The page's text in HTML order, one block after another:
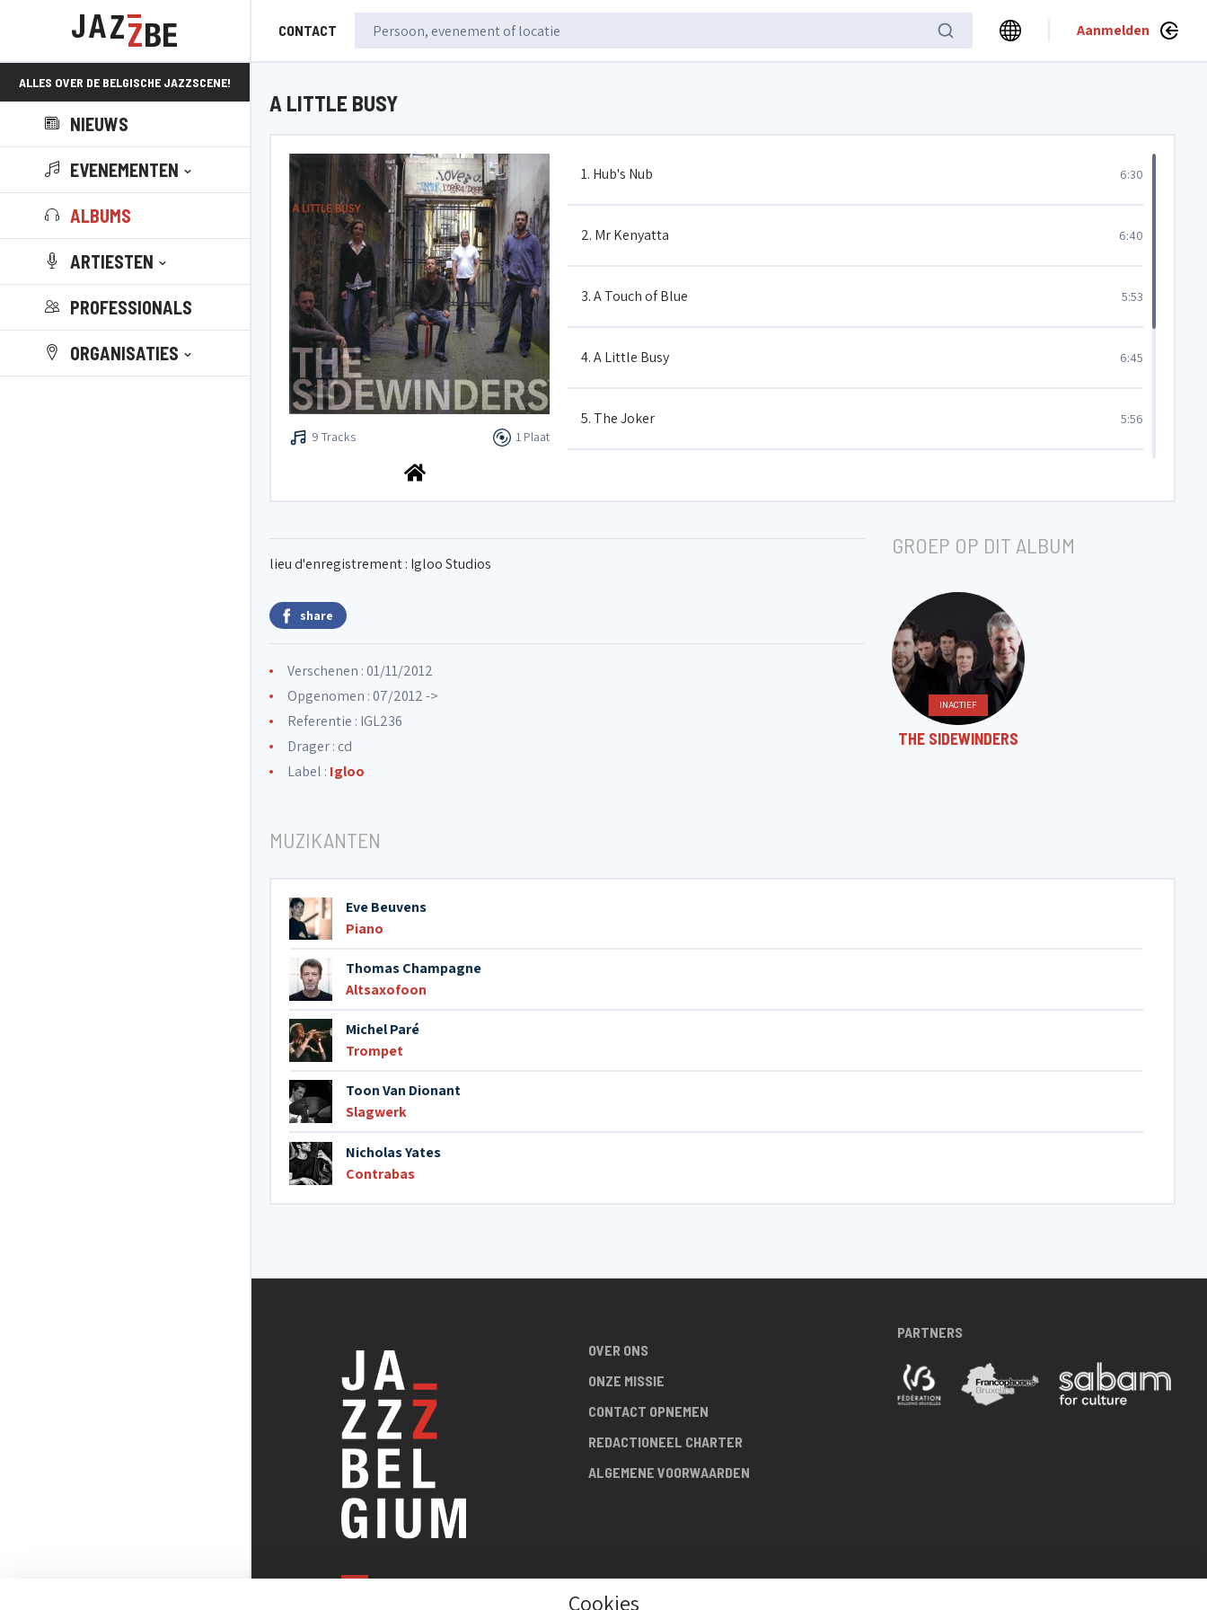
CONTACT Aanmelden
ALLES OVER DE BELGISCHE JAZZSCENE!
NIEUWS
EVENEMENTEN
ALBUMS
ARTIESTEN
PROFESSIONALS
ORGANISATIES
A LITTLE BUSY
9 Tracks 1 Plaat
1. Hub's Nub 6:30
2. Mr Kenyatta 6:40
3. A Touch of Blue 5:53
4. A Little Busy 6:45
5. The Joker 5:56
7. Morgan The Pirate
lieu d'enregistrement : Igloo Studios
share
Verschenen : 01/11/2012
Opgenomen : 07/2012 ->
Referentie : IGL236
Drager : cd
Label : Igloo
GROEP OP DIT ALBUM
INACTIEF
THE SIDEWINDERS
MUZIKANTEN
Eve Beuvens
Piano
Thomas Champagne
Altsaxofoon
Michel Paré
Trompet
Toon Van Dionant
Slagwerk
Nicholas Yates
Contrabas
OVER ONS
ONZE MISSIE
CONTACT OPNEMEN
REDACTIONEEL CHARTER
ALGEMENE VOORWAARDEN
PARTNERS
Cookies